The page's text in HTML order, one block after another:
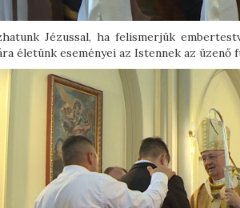
Jézussal, ha felismerjük
életünk eseményei az Istennek az üzenő